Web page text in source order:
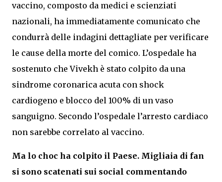
vaccino, composto da medici e scienziati
nazionali, ha immediatamente comunicato che
condurrà delle indagini dettagliate per verificare
le cause della morte del comico. L’ospedale ha
sostenuto che Vivekh è stato colpito da una
sindrome coronarica acuta con shock
cardiogeno e blocco del 100% di un vaso
sanguigno. Secondo l’ospedale l’arresto cardiaco
non sarebbe correlato al vaccino.
Ma lo choc ha colpito il Paese. Migliaia di fan
si sono scatenati sui social commentando